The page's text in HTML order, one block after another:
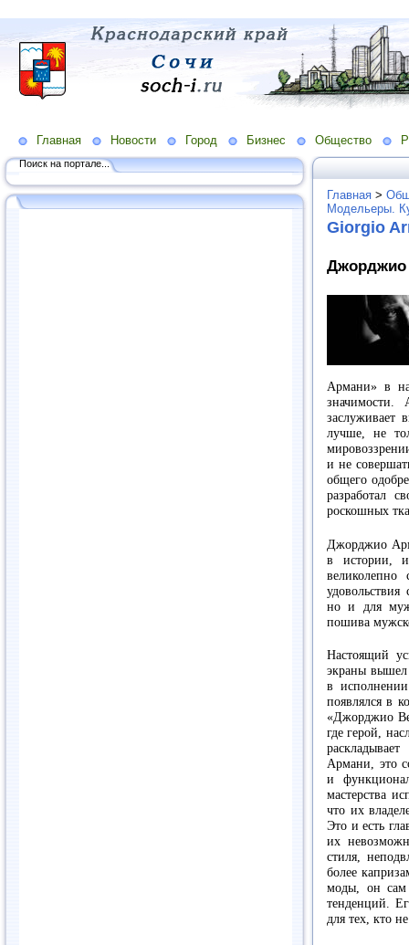
Главная Новости Город Бизнес Общество
Поиск на портале...
Главная >
Модельеры.
Giorgio
Джорджио
Армани» в
значимости.
заслуживает
лучше, не
и не
общего
разработал
роскошных
Джорджио
в истории,
но и для
пошива
Настоящий
экраны
в
появлялся в
«Джорджио
где герой,
Армани, это
и
мастерства
что их
Это и есть
их
стиля,
более
моды, он сам
тенденций.
для тех, кто